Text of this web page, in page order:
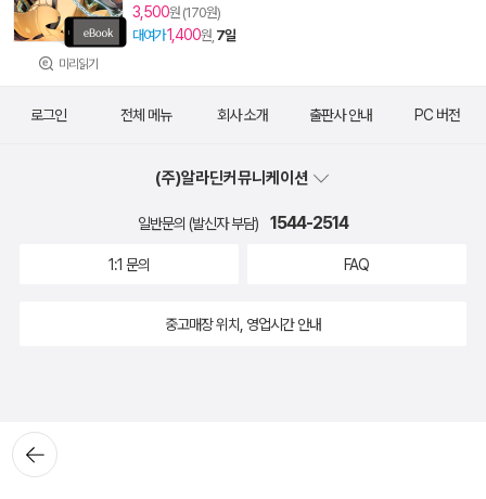
미리읽기
3,500원 (170원)
대여가1,400원, 7일
뒤로가
기
로그인 전체 메뉴 회사 소개 출판사 안내 PC 버전
(주)알라딘커뮤니케이션
일반문의 (발신자 부담) 1544-2514
1:1 문의 FAQ
중고매장 위치, 영업시간 안내